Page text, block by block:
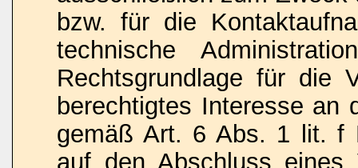
bzw. für die
technische
Rechtsgrundlage für die
berechtigtes Interesse an
gemäß Art. 6 Abs. 1 lit. f
auf den Abschluss